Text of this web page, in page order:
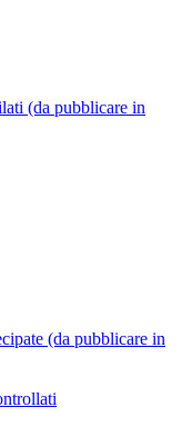
(da pubblicare in
(da pubblicare in